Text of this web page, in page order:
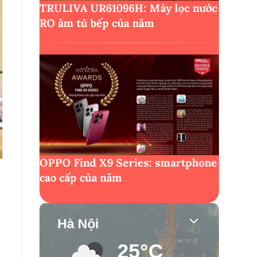
TRULIVA UR61096H: Máy lọc nước
RO âm tủ bếp của năm
OPPO Find X9 Series: smartphone
cao cấp của năm
Hà Nội
25°C